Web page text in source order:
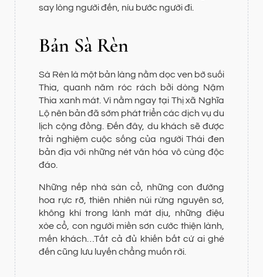
say lòng người đến, níu bước người đi.
Bản Sà Rèn
Sà Rèn là một bản làng nằm dọc ven bờ suối
Thia, quanh năm róc rách bởi dòng Nậm
Thia xanh mát. Vì nằm ngay tại Thị xã Nghĩa
Lộ nên bản đã sớm phát triển các dịch vụ du
lịch cộng đồng. Đến đây, du khách sẽ được
trải nghiệm cuộc sống của người Thái đen
bản địa với những nét văn hóa vô cùng độc
đáo.
Những nếp nhà sàn cổ, những con đường
hoa rực rỡ, thiên nhiên núi rừng nguyên sơ,
không khí trong lành mát dịu, những điệu
xòe cổ, con người miền sơn cước thiện lành,
mến khách…Tất cả đủ khiến bất cứ ai ghé
đến cũng lưu luyến chẳng muốn rời.